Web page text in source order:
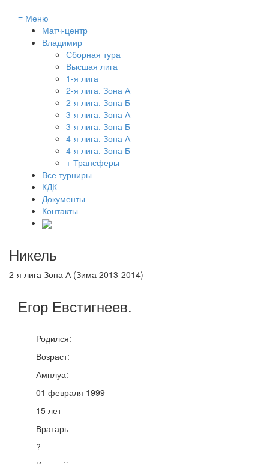
≡ Меню
Матч-центр
Владимир
Сборная тура
Высшая лига
1-я лига
2-я лига. Зона А
2-я лига. Зона Б
3-я лига. Зона А
3-я лига. Зона Б
4-я лига. Зона А
4-я лига. Зона Б
+ Трансферы
Все турниры
КДК
Документы
Контакты
Никель
2-я лига Зона А (Зима 2013-2014)
Егор Евстигнеев.
Родился:
Возраст:
Амплуа:
01 февраля 1999
15 лет
Вратарь
?